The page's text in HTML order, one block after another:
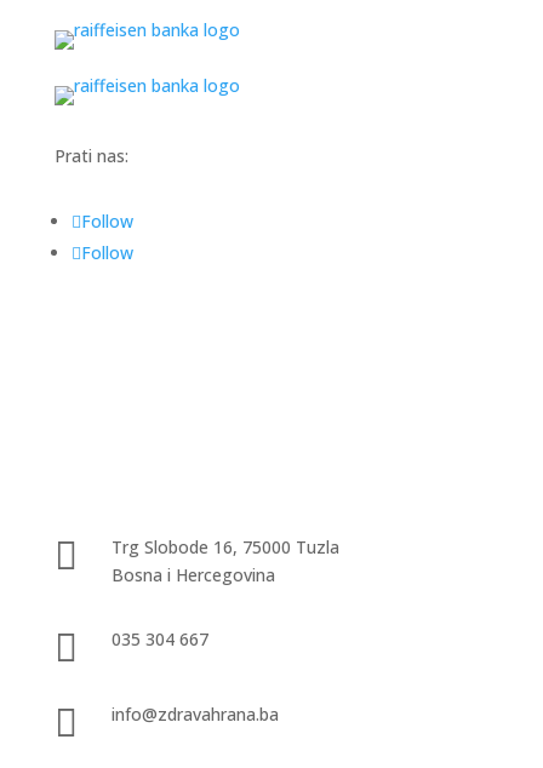
Prati nas:
Follow
Follow

Trg Slobode 16, 75000 Tuzla
Bosna i Hercegovina
 035 304 667
 info@zdravahrana.ba